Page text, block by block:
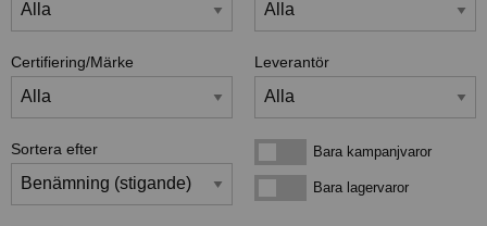
Certifiering/Märke Leverantör
Sortera efter Bara kampanjvarorBara kampanjvaror
Bara lagervarorBara lagervaror